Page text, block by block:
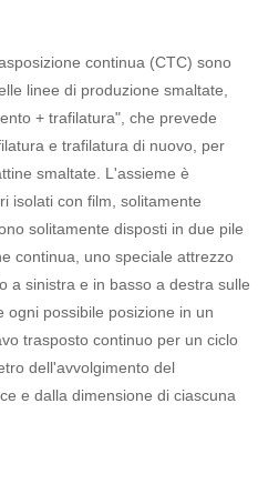
continua (CTC) sono
linee di produzione smaltate,
+ trafilatura", che prevede
e trafilatura di nuovo, per
smaltate. L'assieme è
isolati con film, solitamente
solitamente disposti in due pile
continua, uno speciale attrezzo
a sinistra e in basso a destra sulle
ogni possibile posizione in un
trasposto continuo per un ciclo
dell'avvolgimento del
e dalla dimensione di ciascuna